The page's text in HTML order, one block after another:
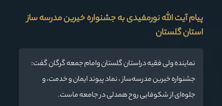
پیام آیت الله نورمفیدی به جشنواره خیرین مدرسه ساز
استان گلستان
نماینده ولی فقیه دراستان گلستان وامام جمعه گرگان گفت:
جشنواره خیرین مدرسه‌ساز ، نماد پیوند ایمان و خدمت، و
جلوه‌ای از شکوفایی روح همدلی در جامعه ماست.